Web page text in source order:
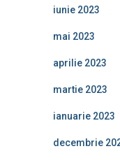
iunie 2023
mai 2023
aprilie 2023
martie 2023
ianuarie 2023
decembrie